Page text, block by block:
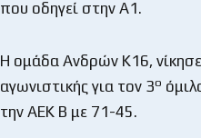
που οδηγεί στην Α1.
Η ομάδα Ανδρών Κ16,
αγωνιστικής για τον 3ο
την ΑΕΚ Β με 71-45.